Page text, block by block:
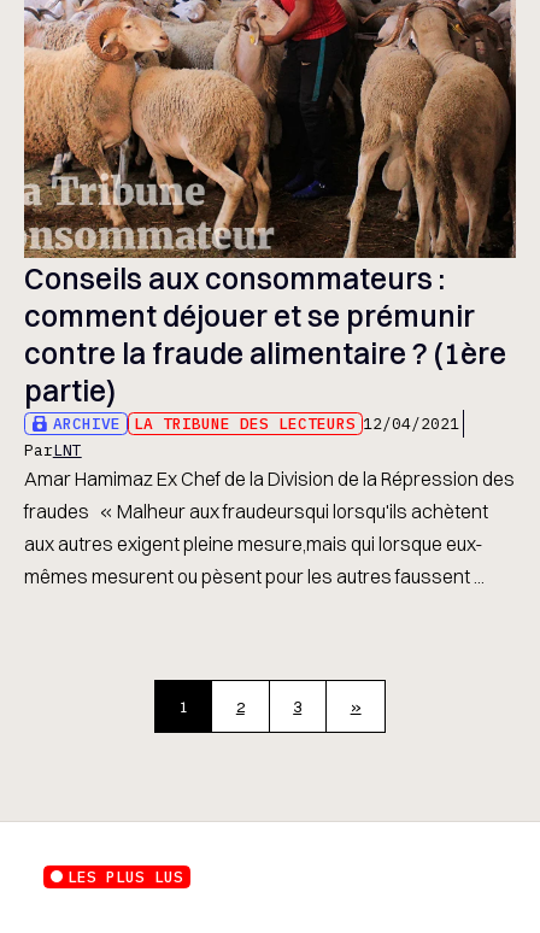
Conseils aux consommateurs :
comment déjouer et se prémunir
contre la fraude alimentaire ? (1ère
partie)
ARCHIVE LA TRIBUNE DES LECTEURS 12/04/2021
ParLNT
Amar Hamimaz Ex Chef de la Division de la Répression des
fraudes « Malheur aux fraudeursqui lorsqu'ils achètent
aux autres exigent pleine mesure,mais qui lorsque eux-
mêmes mesurent ou pèsent pour les autres faussent ...
1 2 3 »
LES PLUS LUS